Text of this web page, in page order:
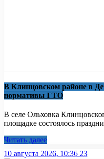
В Клинцовском районе в
нормативы ГТО
В селе Ольховка
площадке состоялось
Читать далее
10 августа 2026, 10:36 23